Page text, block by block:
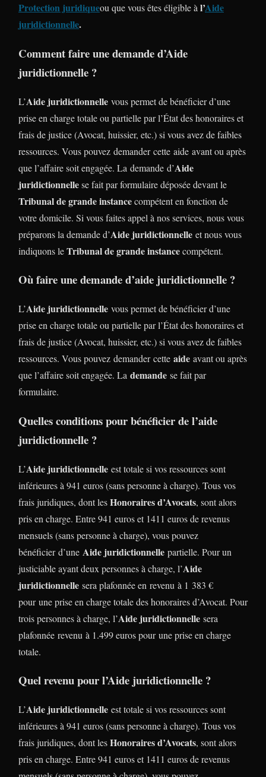
Protection juridiqueou que vous êtes éligible àl’Aide
juridictionnelle.
Comment faire une demande d’Aide
juridictionnelle ?
L’Aide juridictionnelle vous permet de bénéficier d’une
prise en charge totale ou partielle par l’État des honoraires et
frais de justice (Avocat, huissier, etc.) si vous avez de faibles
ressources. Vous pouvez demander cette aide avant ou après
que l’affaire soit engagée. La demande d’Aide
juridictionnellese fait par formulaire déposée devant le
Tribunal de grande instancecompétent en fonction de
votre domicile. Si vous faites appel à nos services, nous vous
préparons la demande d’Aide juridictionnelle et nous vous
indiquons leTribunal de grande instancecompétent.
Où faire une demande d’aide juridictionnelle ?
L’Aide juridictionnelle vous permet de bénéficier d’une
prise en charge totale ou partielle par l’État des honoraires et
frais de justice (Avocat, huissier, etc.) si vous avez de faibles
ressources. Vous pouvez demander cette aide avant ou après
que l’affaire soit engagée. La demande se fait par
formulaire.
Quelles conditions pour bénéficier de l’aide
juridictionnelle ?
L’Aide juridictionnelle est totale si vos ressources sont
inférieures à 941 euros (sans personne à charge). Tous vos
frais juridiques, dont lesHonoraires d’Avocats, sont alors
pris en charge. Entre 941 euros et 1411 euros de revenus
mensuels (sans personne à charge), vous pouvez
bénéficier d’une Aide juridictionnelle partielle. Pour un
justiciable ayant deux personnes à charge, l’Aide
juridictionnelle sera plafonnée en revenu à 1 383 €
pour une prise en charge totale des honoraires d’Avocat. Pour
trois personnes à charge, l’Aide juridictionnelle sera
plafonnée revenu à 1.499 euros pour une prise en charge
totale.
Quel revenu pour l’Aide juridictionnelle ?
L’Aide juridictionnelle est totale si vos ressources sont
inférieures à 941 euros (sans personne à charge). Tous vos
frais juridiques, dont lesHonoraires d’Avocats, sont alors
pris en charge. Entre 941 euros et 1411 euros de revenus